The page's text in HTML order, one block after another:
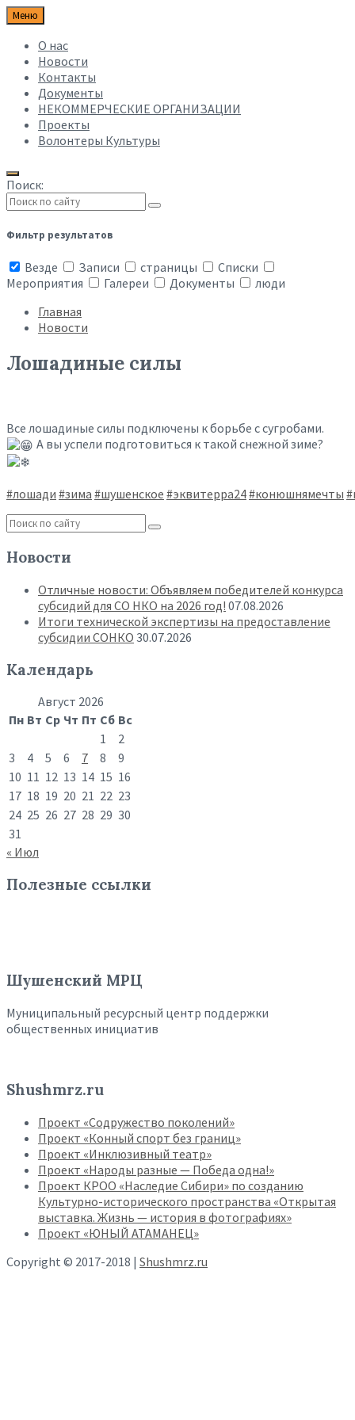
Меню
О нас
Новости
Контакты
Документы
НЕКОММЕРЧЕСКИЕ ОРГАНИЗАЦИИ
Проекты
Волонтеры Культуры
Поиск:
Фильтр результатов
Везде Записи страницы
Списки
Мероприятия
Галереи Документы
люди
Главная
Новости
Лошадиные силы
Все лошадиные силы подключены к борьбе с сугробами.
А вы успели подготовиться к такой снежной зиме?
#лошади #зима #шушенское #эквитерра24#конюшнямечты
Новости
Отличные новости: Объявляем победителей конкурса
субсидий для СО НКО на 2026 год! 07.08.2026
Итоги технической экспертизы на предоставление
субсидии СОНКО 30.07.2026
Календарь
Август 2026
Пн Вт Ср Чт Пт Сб Вс
1
2
3
4 5 6 7 8
9
10 11 12 13 14 15 16
17 18 19 20 21 22 23
24 25 26 27 28 29 30
31
« Июл
Полезные ссылки
Шушенский МРЦ
Муниципальный ресурсный центр поддержки
общественных инициатив
Shushmrz.ru
Проект «Содружество поколений»
Проект «Конный спорт без границ»
Проект «Инклюзивный театр»
Проект «Народы разные — Победа одна!»
Проект КРОО «Наследие Сибири» по созданию
Культурно-исторического пространства «Открытая
выставка. Жизнь — история в фотографиях»
Проект «ЮНЫЙ АТАМАНЕЦ»
Copyright © 2017-2018 | Shushmrz.ru